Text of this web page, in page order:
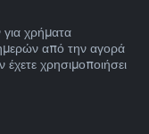
για χρήματα
από την αγορά
χρησιμοποιήσει